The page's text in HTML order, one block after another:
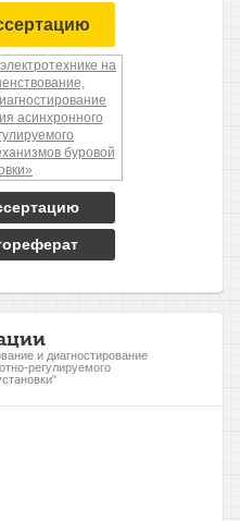
и диагностирование
регулируемого